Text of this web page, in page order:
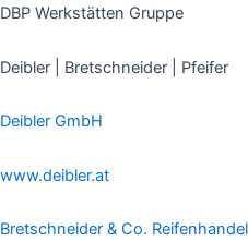
Zum
springen
DBP Werkstätten Gruppe
Deibler | Bretschneider | Pfeifer
Deibler GmbH
www.deibler.at
Bretschneider & Co. Reifenhandel